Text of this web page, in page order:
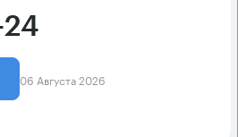
06 Августа 2026